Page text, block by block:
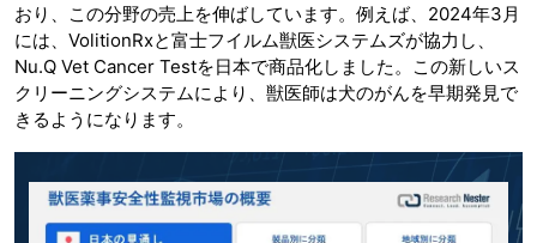
おり、この分野の売上を伸ばしています。例えば、2024年3月
には、VolitionRxと富士フイルム獣医システムズが協力し、
Nu.Q Vet Cancer Testを日本で商品化しました。この新しいス
クリーニングシステムにより、獣医師は犬のがんを早期発見で
きるようになります。